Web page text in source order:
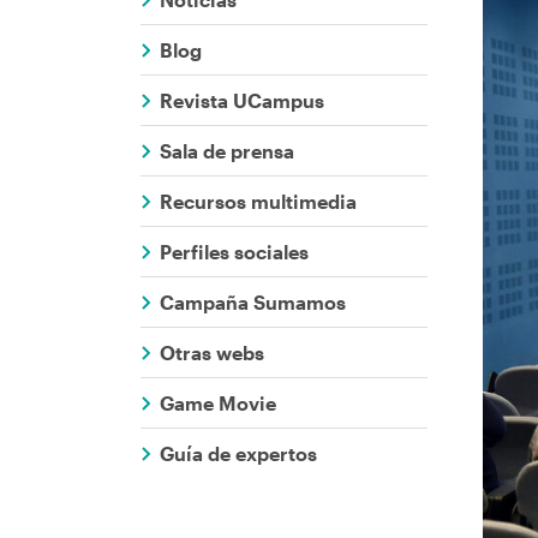
ayuda
a
la
navegación
Blog
Revista UCampus
Sala de prensa
Recursos multimedia
Perfiles sociales
Campaña Sumamos
Otras webs
Game Movie
Guía de expertos